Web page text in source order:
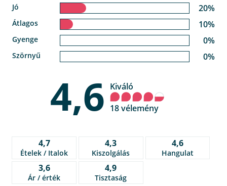
Jó 20%
Átlagos 10%
Gyenge 0%
Szörnyű 0%
4,6 Kiváló
18 vélemény
4,7
Ételek / Italok
4,3
Kiszolgálás
4,6
Hangulat
3,6
Ár / érték
4,9
Tisztaság